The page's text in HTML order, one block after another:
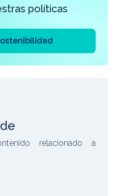
políticas
relacionado a